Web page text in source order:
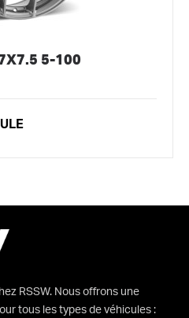
5-100
RSSW. Nous offrons une
tous les types de véhicules :